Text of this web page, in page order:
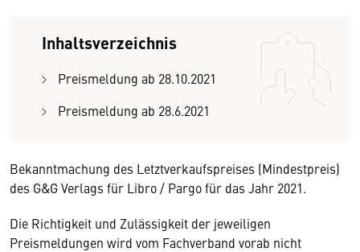
Inhaltsverzeichnis
Preismeldung ab 28.10.2021
Preismeldung ab 28.6.2021
Bekanntmachung des Letztverkaufspreises (Mindestpreis)
des G&G Verlags für Libro / Pargo für das Jahr 2021.
Die Richtigkeit und Zulässigkeit der jeweiligen
Preismeldungen wird vom Fachverband vorab nicht